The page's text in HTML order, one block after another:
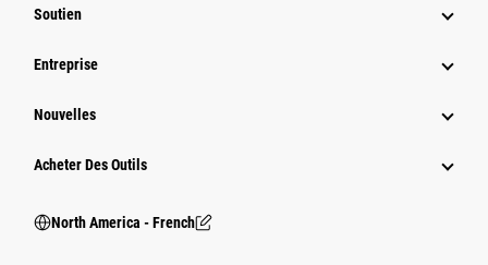
Soutien
Entreprise
Nouvelles
Acheter Des Outils
North America - French